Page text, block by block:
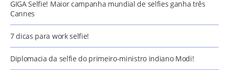
GIGA Selfie! Maior campanha mundial de selfies ganha três
Cannes
7 dicas para work selfie!
Diplomacia da selfie do primeiro-ministro indiano Modi!